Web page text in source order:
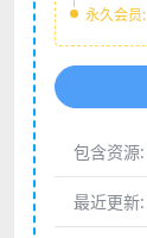
永久会员:
包含资源:
最近更新: